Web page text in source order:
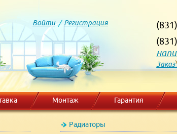
Войти/ Регистрация
Заказ
Монтаж Гарантия
Радиаторы